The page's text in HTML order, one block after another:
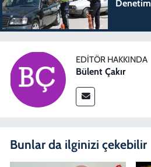
Denetim
EDITÖR HAKKINDA
Bülent Çakır
Bunlar da ilginizi çekebilir